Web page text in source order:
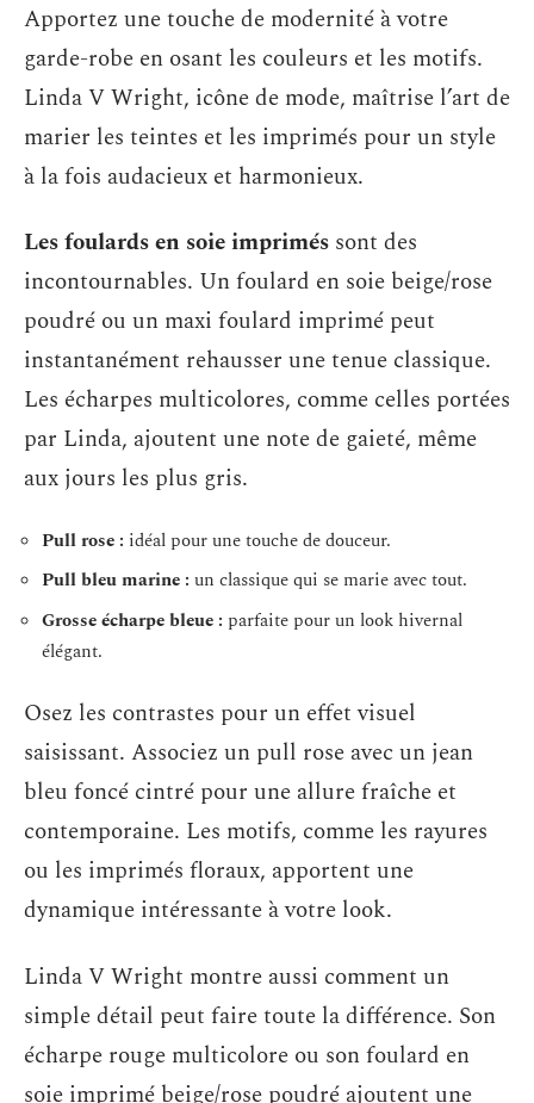
Apportez une touche de modernité à votre
garde-robe en osant les couleurs et les motifs.
Linda V Wright, icône de mode, maîtrise l’art de
marier les teintes et les imprimés pour un style
à la fois audacieux et harmonieux.
Les foulards en soie imprimés sont des
incontournables. Un foulard en soie beige/rose
poudré ou un maxi foulard imprimé peut
instantanément rehausser une tenue classique.
Les écharpes multicolores, comme celles portées
par Linda, ajoutent une note de gaieté, même
aux jours les plus gris.
Pull rose : idéal pour une touche de douceur.
Pull bleu marine : un classique qui se marie avec tout.
Grosse écharpe bleue : parfaite pour un look hivernal
élégant.
Osez les contrastes pour un effet visuel
saisissant. Associez un pull rose avec un jean
bleu foncé cintré pour une allure fraîche et
contemporaine. Les motifs, comme les rayures
ou les imprimés floraux, apportent une
dynamique intéressante à votre look.
Linda V Wright montre aussi comment un
simple détail peut faire toute la différence. Son
écharpe rouge multicolore ou son foulard en
soie imprimé beige/rose poudré ajoutent une